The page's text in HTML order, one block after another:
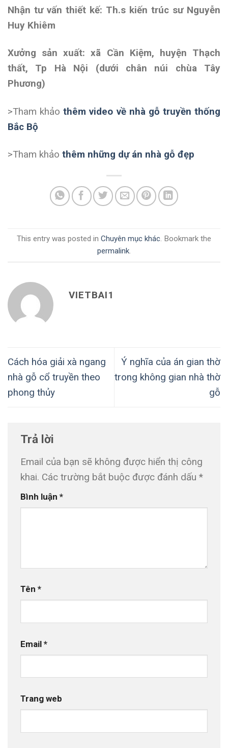
Nhận tư vấn thiết kế: Th.s kiến trúc sư Nguyễn
Huy Khiêm
Xưởng sản xuất: xã Cần Kiệm, huyện Thạch
thất, Tp Hà Nội (dưới chân núi chùa Tây
Phương)
>Tham khảo thêm video về nhà gỗ truyền thống
Bắc Bộ
>Tham khảo thêm những dự án nhà gỗ đẹp
This entry was posted in Chuyên mục khác. Bookmark the
permalink.
VIETBAI1
Cách hóa giải xà ngang
nhà gỗ cổ truyền theo
phong thủy
Ý nghĩa của án gian thờ
trong không gian nhà thờ
gỗ
Trả lời
Email của bạn sẽ không được hiển thị công
khai. Các trường bắt buộc được đánh dấu *
Bình luận *
Tên *
Email *
Trang web